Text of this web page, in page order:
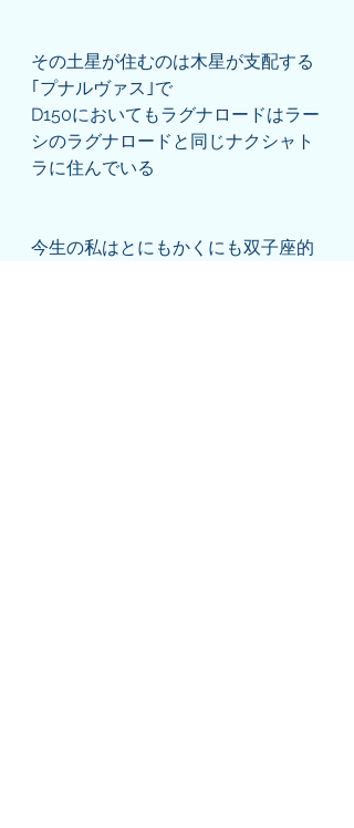
その土星が住むのは木星が支配する
｢プナルヴァス｣で
D150においてもラグナロードはラー
シのラグナロードと同じナクシャト
ラに住んでいる
今生の私はとにもかくにも双子座的